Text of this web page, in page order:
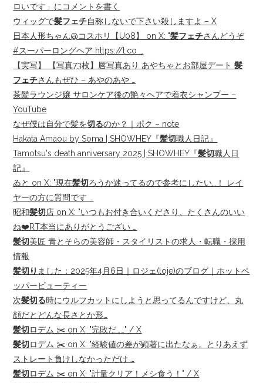
ロいです」にコメントを書く
ウィッグで髪フェチ自称しないで下さい殺しますよ – X
日本人形ちゃん@コスホリ【U08】 on X: "髪フェチさんどうぞ
#スーパーロングヘア https://t.co …
【実写】 【写真73枚】唇写真あり あやちゃとお部屋デート髪
フェチさんもぜひ – あやのあや …
茶髪ラウンジ嬢 サロンケア後の艶々ヘアで着衣シャンプー –
YouTube
なぜ僕は自分で髪を切るのか？｜ポク – note
Hakata Amaou by Soma | SHOWHEY『髪切職人日記』
Tamotsu's death anniversary 2025 | SHOWHEY『髪切職人日
記』
ゐと on X: "現在髪切ろうか迷ってるので参考にしたい…！ レイ
ヤーの方に質問です …
昭和髪切店 on X: "いつもお付き合いくださり、たくさんのいい
ね❤️RT本当にありがとうござい …
髪切美匠 青とそらの美容師・スタイリストの求人・転職・採用
情報
髪切り ました：2025年4月6日｜ロジェ(loje)のブログ｜ホットペ
ッパービューティー
次髪切る時にウルフカットにしようと思ってるんですけど、丸
顔だとどんな長さとか形…
髪切ロデム ✂️ on X: "完敗だ……" / X
髪切ロデム ✂️ on X: "経験値の差が顕著に出たなぁ。とりあえず
ストレート負けしなかっただけ …
髪切ロデム ✂️ on X: "計量クリア！メシ食う！" / X